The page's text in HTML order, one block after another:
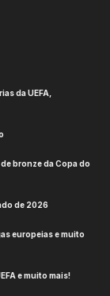
que o time
as duas
da
trick, com o
e
de
atualmente
alemãs –